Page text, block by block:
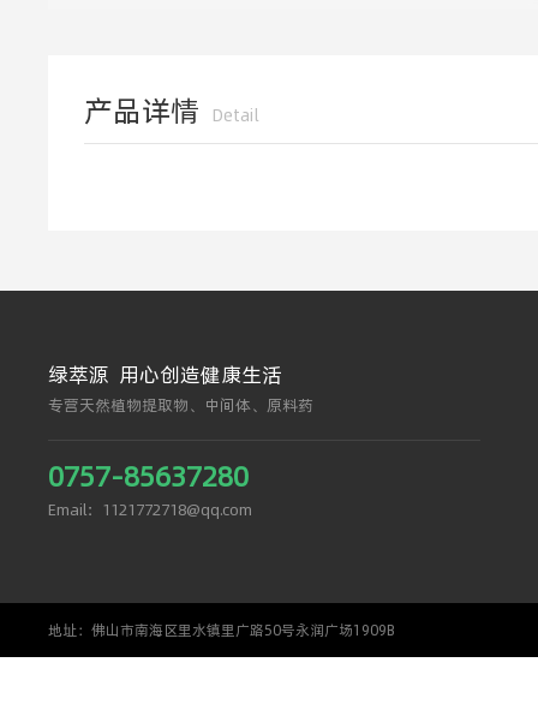
产品详情 Detail
绿萃源 用心创造健康生活
专营天然植物提取物、中间体、原料药
0757-85637280
Email：1121772718@qq.com
地址：佛山市南海区里水镇里广路50号永润广场1909B